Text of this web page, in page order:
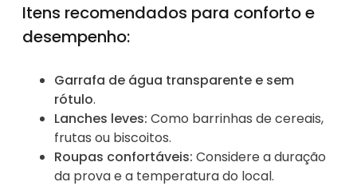
Itens recomendados para conforto e
desempenho:
Garrafa de água transparente e sem
rótulo.
Lanches leves: Como barrinhas de cereais,
frutas ou biscoitos.
Roupas confortáveis: Considere a duração
da prova e a temperatura do local.